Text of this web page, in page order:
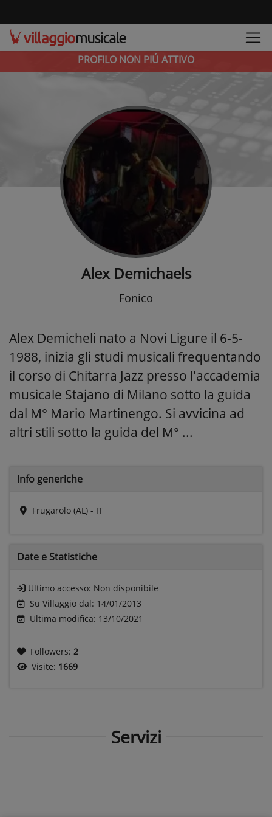
PROFILO NON PIÚ ATTIVO
Alex Demichaels
Fonico
Alex Demicheli nato a Novi Ligure il 6-5-
1988, inizia gli studi musicali frequentando
il corso di Chitarra Jazz presso l'accademia
musicale Stajano di Milano sotto la guida
dal M° Mario Martinengo. Si avvicina ad
altri stili sotto la guida del M° ...
Info generiche
Frugarolo (AL) - IT
Date e Statistiche
Ultimo accesso: Non disponibile
Su Villaggio dal: 14/01/2013
Ultima modifica: 13/10/2021
Followers: 2
Visite: 1669
Servizi